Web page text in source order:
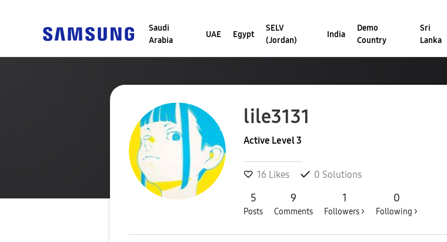
Saudi
Arabia
UAE Egypt
SELV
(Jordan)
India
Demo
Country
Sri
Lanka
lile3131
Active Level 3
16 Likes 0 Solutions
5
Posts
9
Comments
1
Followers >
0
Following >